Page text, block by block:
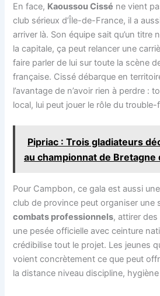
En face, Kaoussou Cissé ne vient
club sérieux d’Île-de-France, il a
arriver là. Son équipe sait qu’un titre
la capitale, ça peut relancer une
faire parler de lui sur toute la scène
française. Cissé débarque en
l’avantage de n’avoir rien à perdre :
local, lui peut jouer le rôle du trouble-
Pipriac : Trois gladiateurs
au championnat de
Pour Campbon, ce gala est aussi
club de province peut organiser une
combats professionnels, attirer
une pesée officielle avec ceinture
crédibilise tout le projet. Les jeunes
voient concrètement ce que peut
la distance niveau discipline,